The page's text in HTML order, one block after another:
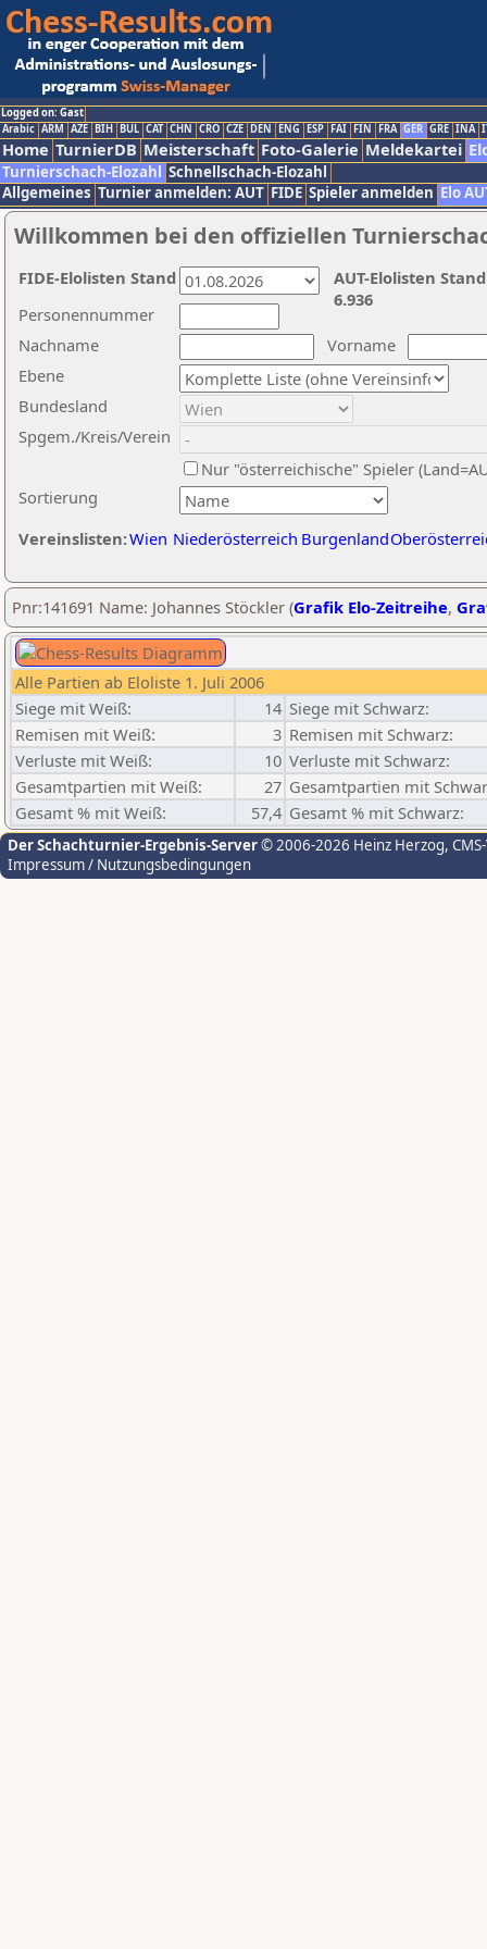
Logged on: Gast
Arabic ARM AZE BIH BUL CAT CHN CRO CZE DEN ENG ESP FAI FIN FRA GER GRE INA
Home TurnierDB Meisterschaft Foto-Galerie Meldekartei
Turnierschach-Elozahl Schnellschach-Elozahl
Allgemeines Turnier anmelden: AUT FIDE Spieler anmelden Elo
Willkommen bei den offiziellen
Nachname
Vorname
Ebene
Sortierung
Personennummer
Bundesland
Spgem./Kreis/Verein
Nur "österreichische" Spieler
Vereinslisten:Wien Niederösterreich Burgenland
AUT-Elolisten
6.936
FIDE-Elolisten Stand
Pnr:141691 Name: Johannes Stöckler (Grafik Elo-Zeitreihe,
Alle Partien ab Eloliste 1. Juli 2006
Siege mit Weiß:
14 Siege mit Schwarz:
Remisen mit Weiß:
3 Remisen mit Schwarz:
Verluste mit Weiß:
10 Verluste mit Schwarz:
Gesamtpartien mit Weiß:
27 Gesamtpartien mit
Gesamt % mit Weiß:
57,4 Gesamt % mit Schwarz:
Der Schachturnier-Ergebnis-Server© 2006-2026 Heinz Herzog,
Impressum / Nutzungsbedingungen